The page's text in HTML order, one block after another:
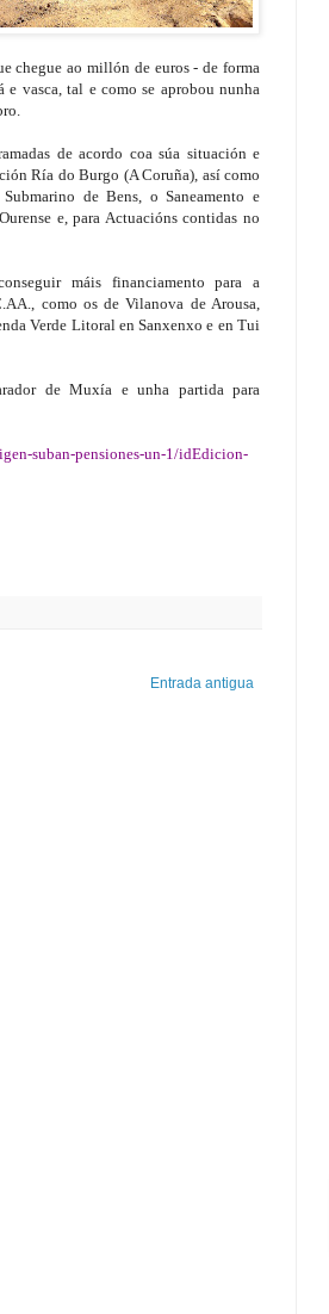
chegue ao millón de euros - de forma
vasca, tal e como se aprobou nunha
de acordo coa súa situación e
Ría do Burgo (A Coruña), así como
de Bens, o Saneamento e
e, para Actuacións contidas no
máis financiamento para a
como os de Vilanova de Arousa,
Verde Litoral en Sanxenxo e en Tui
de Muxía e unha partida para
suban-pensiones-un-1/idEdicion-
Entrada antigua